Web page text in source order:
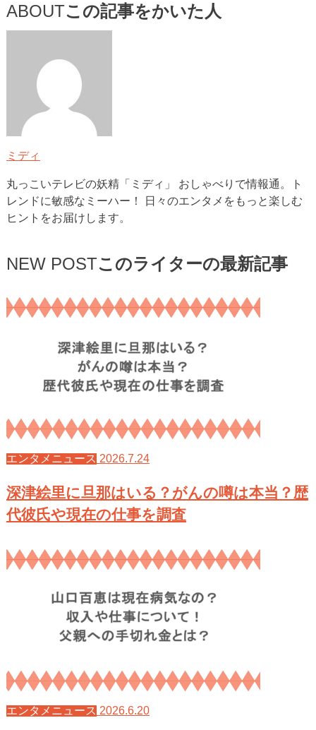
ABOUTこの記事をかいた人
ミディ
丸っこいテレビの妖精「ミディ」 おしゃべりで情報通。ト
レンドに敏感なミーハー！ 日々のエンタメをもっと楽しむ
ヒントをお届けします。
NEW POSTこのライターの最新記事
エンタメニュース 2026.7.24
深津絵里に旦那はいる？がんの噂は本当？歴
代彼氏や現在の仕事を調査
エンタメニュース 2026.6.20